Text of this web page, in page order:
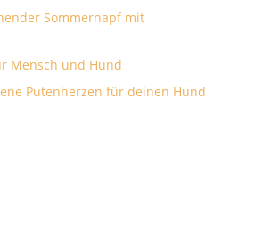
Sommernapf mit
Mensch und Hund
Putenherzen für deinen Hund